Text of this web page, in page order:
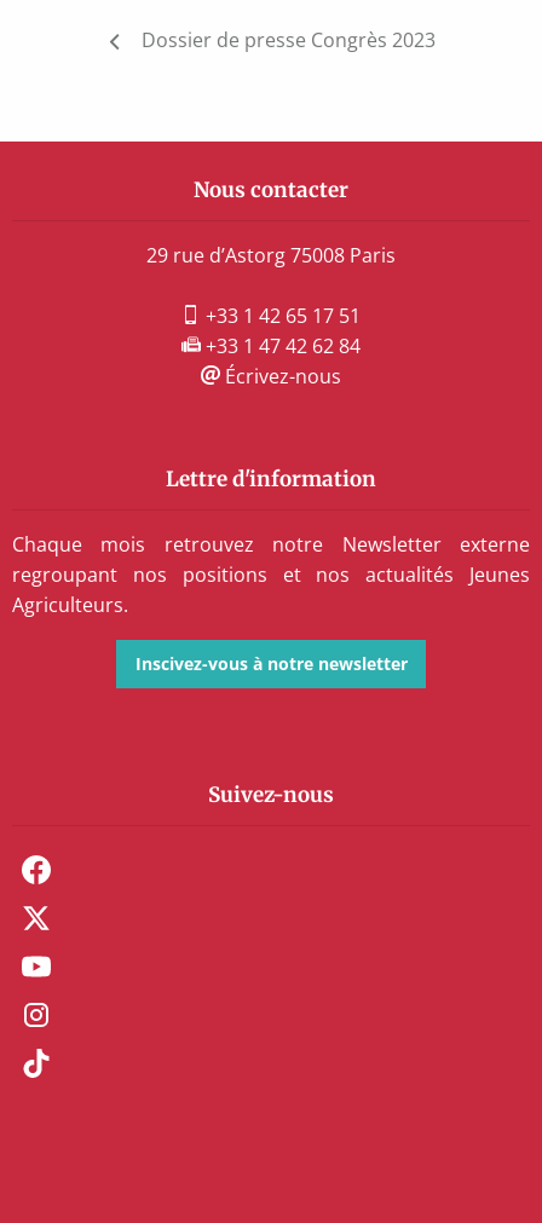
NavigationDossier de presse Congrès 2023
Nous contacter
29 rue d’Astorg 75008 Paris
+33 1 42 65 17 51
+33 1 47 42 62 84
Écrivez-nous
Lettre d'information
Chaque mois retrouvez notre Newsletter externe
regroupant nos positions et nos actualités Jeunes
Agriculteurs.
Inscivez-vous à notre newsletter
Suivez-nous